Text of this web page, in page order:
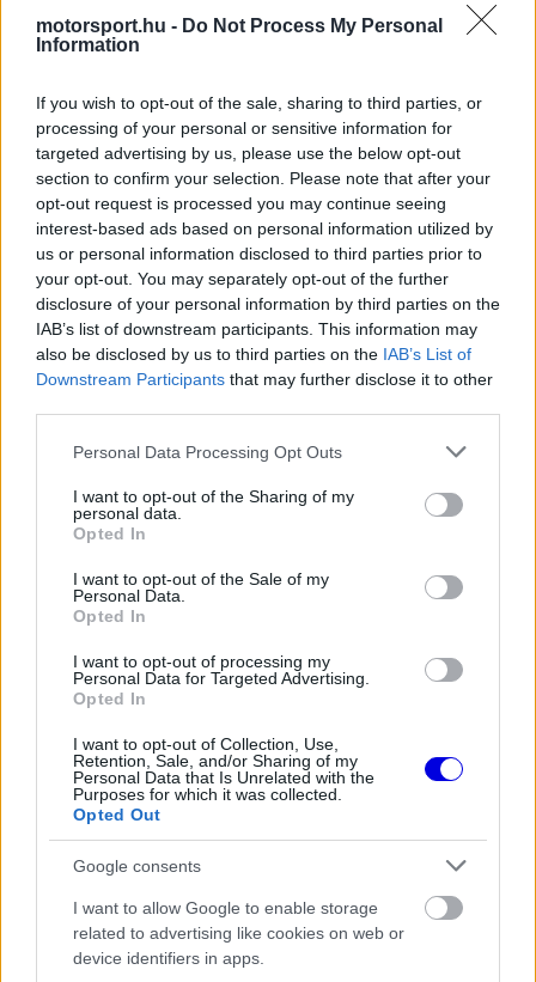
motorsport.hu - Do Not Process My Personal
Information
If you wish to opt-out of the sale, sharing to third parties, or
processing of your personal or sensitive information for
targeted advertising by us, please use the below opt-out
section to confirm your selection. Please note that after your
opt-out request is processed you may continue seeing
interest-based ads based on personal information utilized by
us or personal information disclosed to third parties prior to
your opt-out. You may separately opt-out of the further
disclosure of your personal information by third parties on the
IAB’s list of downstream participants. This information may
also be disclosed by us to third parties on the IAB’s List of
Downstream Participants that may further disclose it to other
Please note that this website/app uses one or more Google
not limited to your visit or usage behaviour. You may click to
grant or deny consent to Google and its third-party tags to
use your data for below specified purposes in below Google
consent section.
Personal Data Processing Opt Outs
I want to opt-out of the Sharing of my
personal data.
Opted In
I want to opt-out of the Sale of my
Personal Data.
Opted In
I want to opt-out of processing my
Personal Data for Targeted Advertising.
Opted In
I want to opt-out of Collection, Use,
Retention, Sale, and/or Sharing of my
Personal Data that Is Unrelated with the
Purposes for which it was collected.
Opted Out
Google consents
I want to allow Google to enable storage
related to advertising like cookies on web or
device identifiers in apps.
bajnoki tabella első két helyének egyikét, ami
ha elkötelezné magát a következő évekre, ám a
holland pilóta egyelőre nem adott határozott
választ.
EZEKET IS AJÁNLJUK
FORMA-1
Váratlan mentőövet kaphat Liam
Lawson a Red Bulltól
Montoya átlátott Verstappen
trükkjén és elárulta a távozási
A Ferrari olyan útra lépett amely
évekre meghatározhatja a sikerét